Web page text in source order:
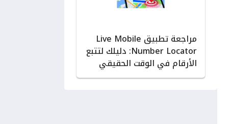
مراجعة تطبيق Live Mobile
Number Locator: دليلك لتتبع
الأرقام في الوقت الحقيقي